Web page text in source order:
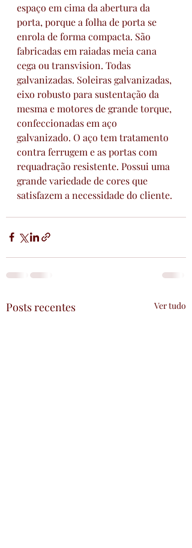
espaço em cima da abertura da
porta, porque a folha de porta se
enrola de forma compacta. São
fabricadas em raiadas meia cana
cega ou transvision. Todas
galvanizadas. Soleiras galvanizadas,
eixo robusto para sustentação da
mesma e motores de grande torque,
confeccionadas em aço
galvanizado. O aço tem tratamento
contra ferrugem e as portas com
requadração resistente. Possui uma
grande variedade de cores que
satisfazem a necessidade do cliente.
Posts recentes Ver tudo